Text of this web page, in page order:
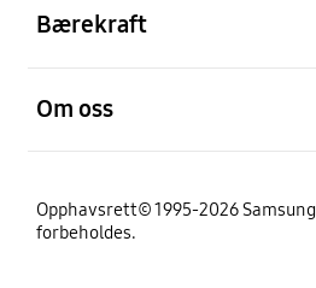
Bærekraft
Om oss
Opphavsrett© 1995-2026
forbeholdes.